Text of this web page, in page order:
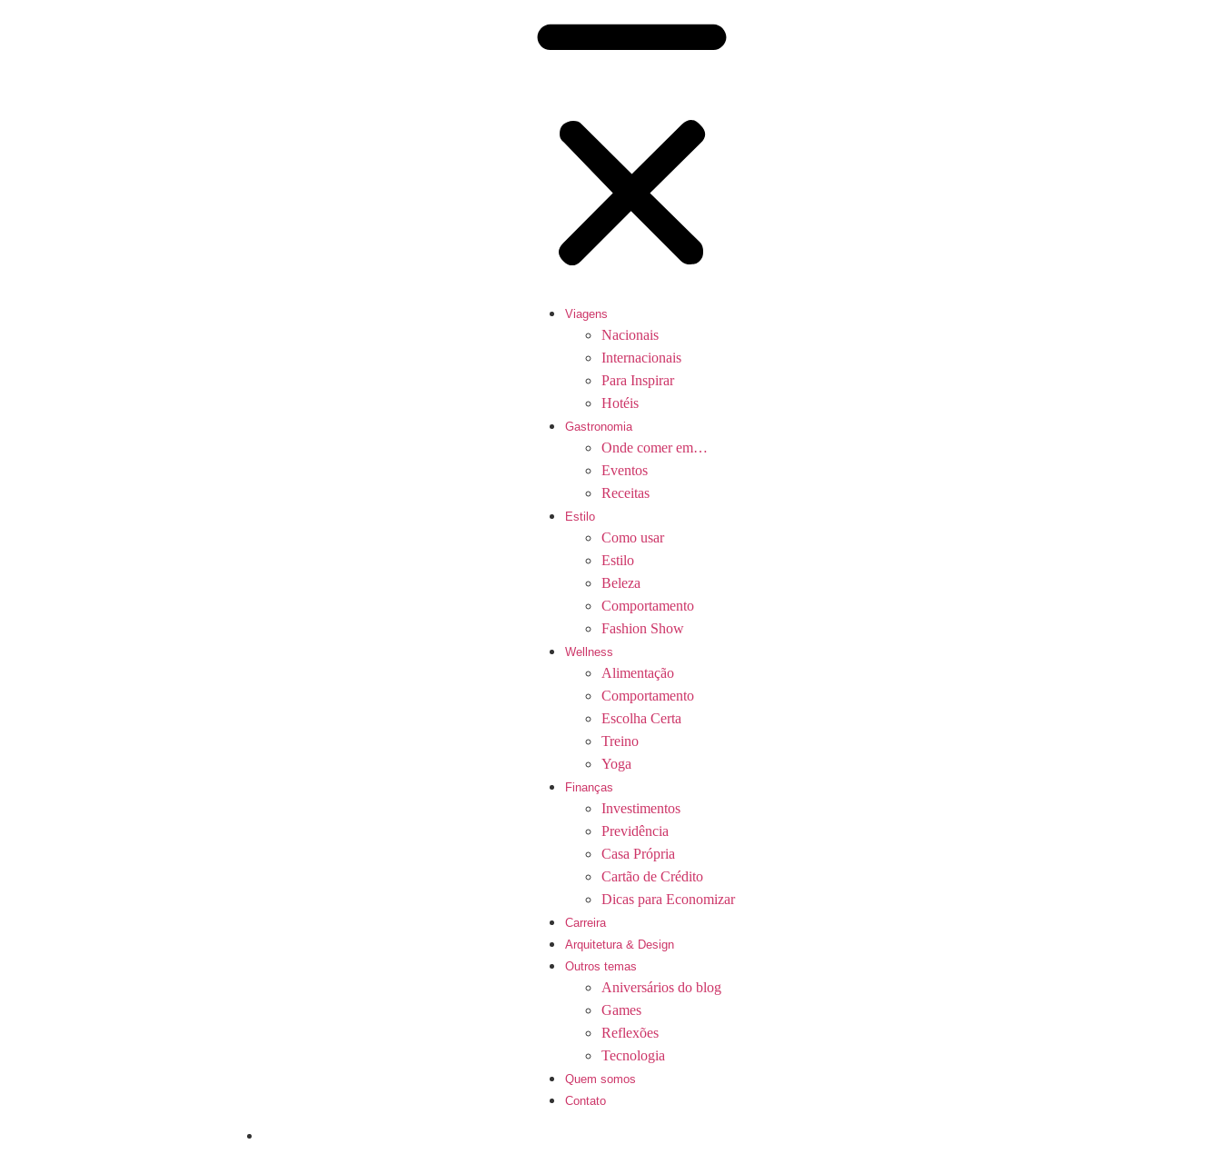
Viagens
Nacionais
Internacionais
Para Inspirar
Hotéis
Gastronomia
Onde comer em…
Eventos
Receitas
Estilo
Como usar
Estilo
Beleza
Comportamento
Fashion Show
Wellness
Alimentação
Comportamento
Escolha Certa
Treino
Yoga
Finanças
Investimentos
Previdência
Casa Própria
Cartão de Crédito
Dicas para Economizar
Carreira
Arquitetura & Design
Outros temas
Aniversários do blog
Games
Reflexões
Tecnologia
Quem somos
Contato